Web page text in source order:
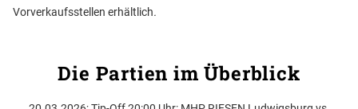
Vorverkaufsstellen erhältlich.
Die Partien im Überblick